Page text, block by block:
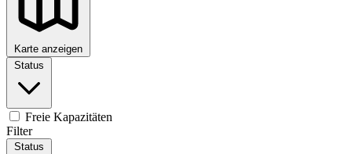
Karte anzeigen
Status
Freie Kapazitäten
Filter
Status